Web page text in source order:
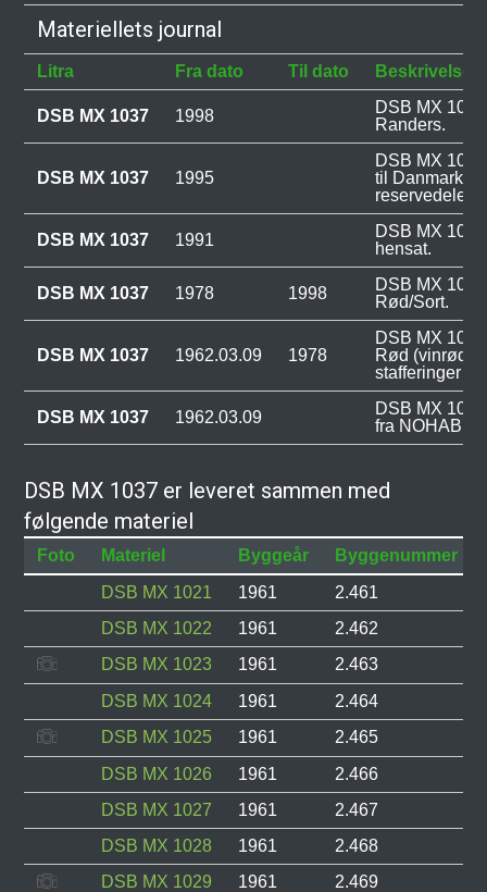
Materiellets journal
Litra Fra dato Til dato Beskrivelse
DSB MX 1037 1998
DSB MX
Randers.
DSB MX 1037 1995
DSB MX
til Danmarks
reservedele.
DSB MX 1037 1991
DSB MX
hensat.
DSB MX 1037 1978 1998
DSB MX
Rød/Sort.
DSB MX 1037 1962.03.09 1978
DSB MX
Rød (vinrød/
stafferinger i
DSB MX 1037 1962.03.09
DSB MX
fra NOHAB,
DSB MX 1037 er leveret sammen med
følgende materiel
Foto Materiel Byggeår Byggenummer
DSB MX 1021
1961 2.461
DSB MX 1022
1961 2.462
DSB MX 1023
1961 2.463
DSB MX 1024
1961 2.464
DSB MX 1025
1961 2.465
DSB MX 1026
1961 2.466
DSB MX 1027
1961 2.467
DSB MX 1028
1961 2.468
DSB MX 1029
1961 2.469